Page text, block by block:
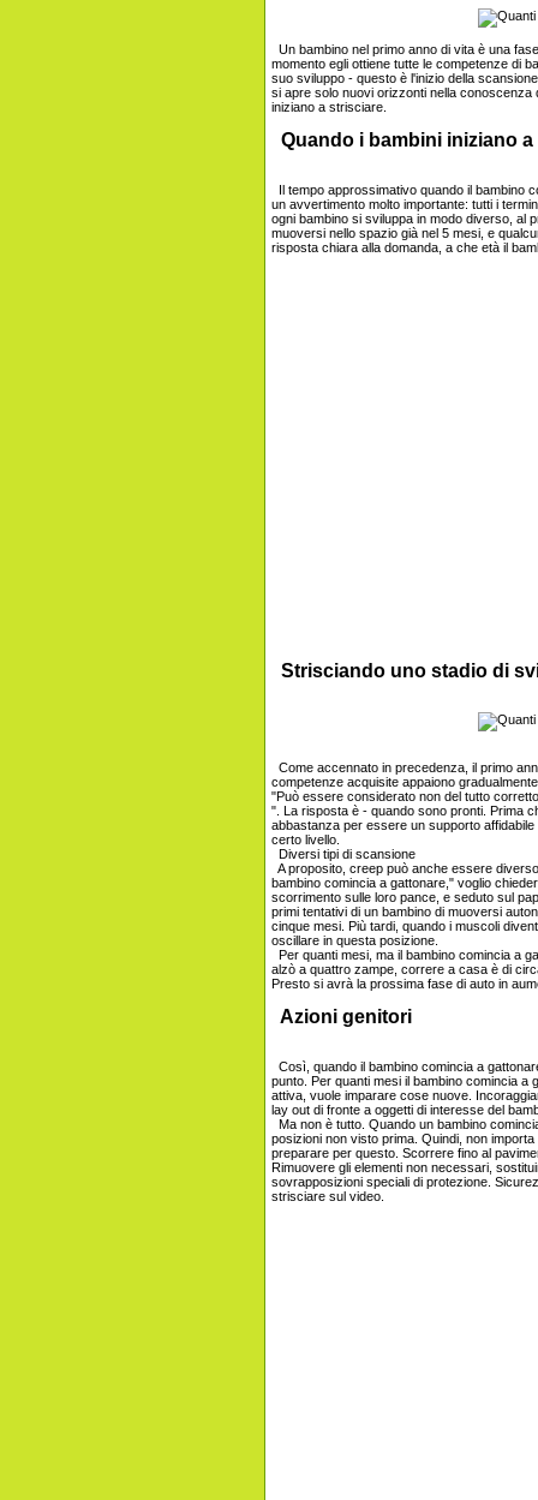
Un bambino nel primo anno di vita è una
momento egli ottiene tutte le competenze di
suo sviluppo - questo è l'inizio della
si apre solo nuovi orizzonti nella conoscenza
iniziano a strisciare.
Quando i bambini iniziano
Il tempo approssimativo quando il bambino
un avvertimento molto importante: tutti i
ogni bambino si sviluppa in modo diverso, al
muoversi nello spazio già nel 5 mesi, e
risposta chiara alla domanda, a che età il
Strisciando uno stadio di
Come accennato in precedenza, il primo
competenze acquisite appaiono
"Può essere considerato non del tutto
". La risposta è - quando sono pronti. Prima
abbastanza per essere un supporto
certo livello.
Diversi tipi di scansione
A proposito, creep può anche essere
bambino comincia a gattonare," voglio
scorrimento sulle loro pance, e seduto sul
primi tentativi di un bambino di muoversi
cinque mesi. Più tardi, quando i muscoli
oscillare in questa posizione.
Per quanti mesi, ma il bambino comincia a
alzò a quattro zampe, correre a casa è di
Presto si avrà la prossima fase di auto in
Azioni genitori
Così, quando il bambino comincia a
punto. Per quanti mesi il bambino comincia
attiva, vuole imparare cose nuove.
lay out di fronte a oggetti di interesse del
Ma non è tutto. Quando un bambino
posizioni non visto prima. Quindi, non
preparare per questo. Scorrere fino al
Rimuovere gli elementi non necessari,
sovrapposizioni speciali di protezione.
strisciare sul video.